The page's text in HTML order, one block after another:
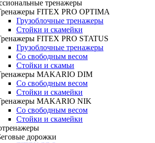
тренажеры
FITEX PRO OPTIMA
Грузоблочные тренажеры
Стойки и скамейки
FITEX PRO STATUS
Грузоблочные тренажеры
Со свободным весом
Стойки и скамьи
MAKARIO DIM
Со свободным весом
Стойки и скамейки
MAKARIO NIK
Со свободным весом
Стойки и скамейки
дорожки